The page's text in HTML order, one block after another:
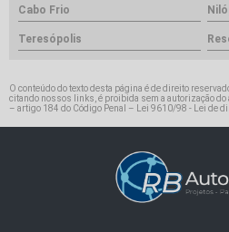
Cabo Frio
Teresópolis
O conteúdo do texto desta página é de direito
citando nossos links, é proibida sem a autorização do
– artigo 184 do Código Penal – Lei 9610/98 - Lei de